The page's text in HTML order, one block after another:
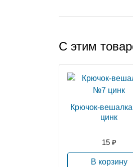
С этим
Крючок-
цинк
15 ₽
В корзину